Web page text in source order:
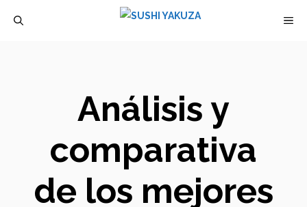
Análisis y
comparativa
de los mejores